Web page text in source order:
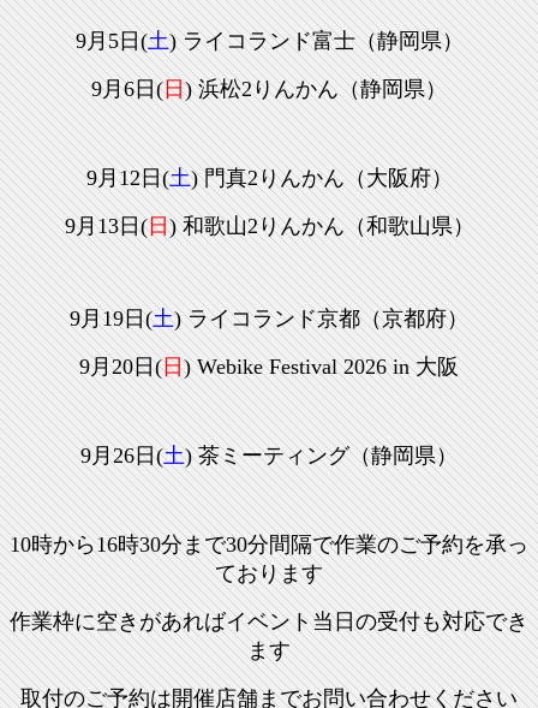
9月5日(土) ライコランド富士（静岡県）
9月6日(日)浜松2りんかん（静岡県）
9月12日(土) 門真2りんかん（大阪府）
9月13日(日)和歌山2りんかん（和歌山県）
9月19日(土) ライコランド京都（京都府）
9月20日(日) Webike Festival 2026 in 大阪
9月26日(土) 茶ミーティング（静岡県）
10時から16時30分まで30分間隔で作業のご予約を承っ
ております
作業枠に空きがあればイベント当日の受付も対応でき
ます
取付のご予約は開催店舗までお問い合わせください